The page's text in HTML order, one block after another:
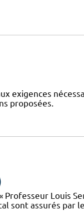
exigences
proposées.
Professeur Louis
sont assurés par